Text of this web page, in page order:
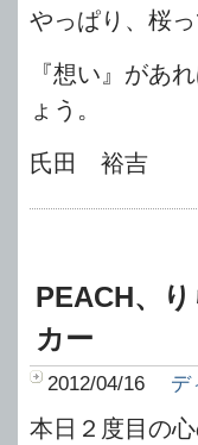
やっぱり、桜っ
『想い』があ
ょう。
氏田 裕吉
PEACH、
カー
2012/04/16 デ
本日２度目の